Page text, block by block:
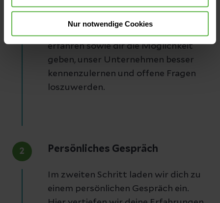
Nur notwendige Cookies
für ein erstes Gespräch. Hierbei
erfahren sowie dir die Möglichkeit
geben, unser Unternehmen besser
kennenzulernen und offene Fragen
loszuwerden.
2 Persönliches Gespräch
Im zweiten Schritt laden wir dich zu
einem persönlichen Gespräch ein.